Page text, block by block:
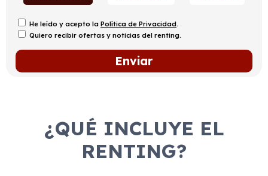
He leído y acepto la Política de Privacidad.
Quiero recibir ofertas y noticias del renting.
¿QUÉ INCLUYE EL
RENTING?